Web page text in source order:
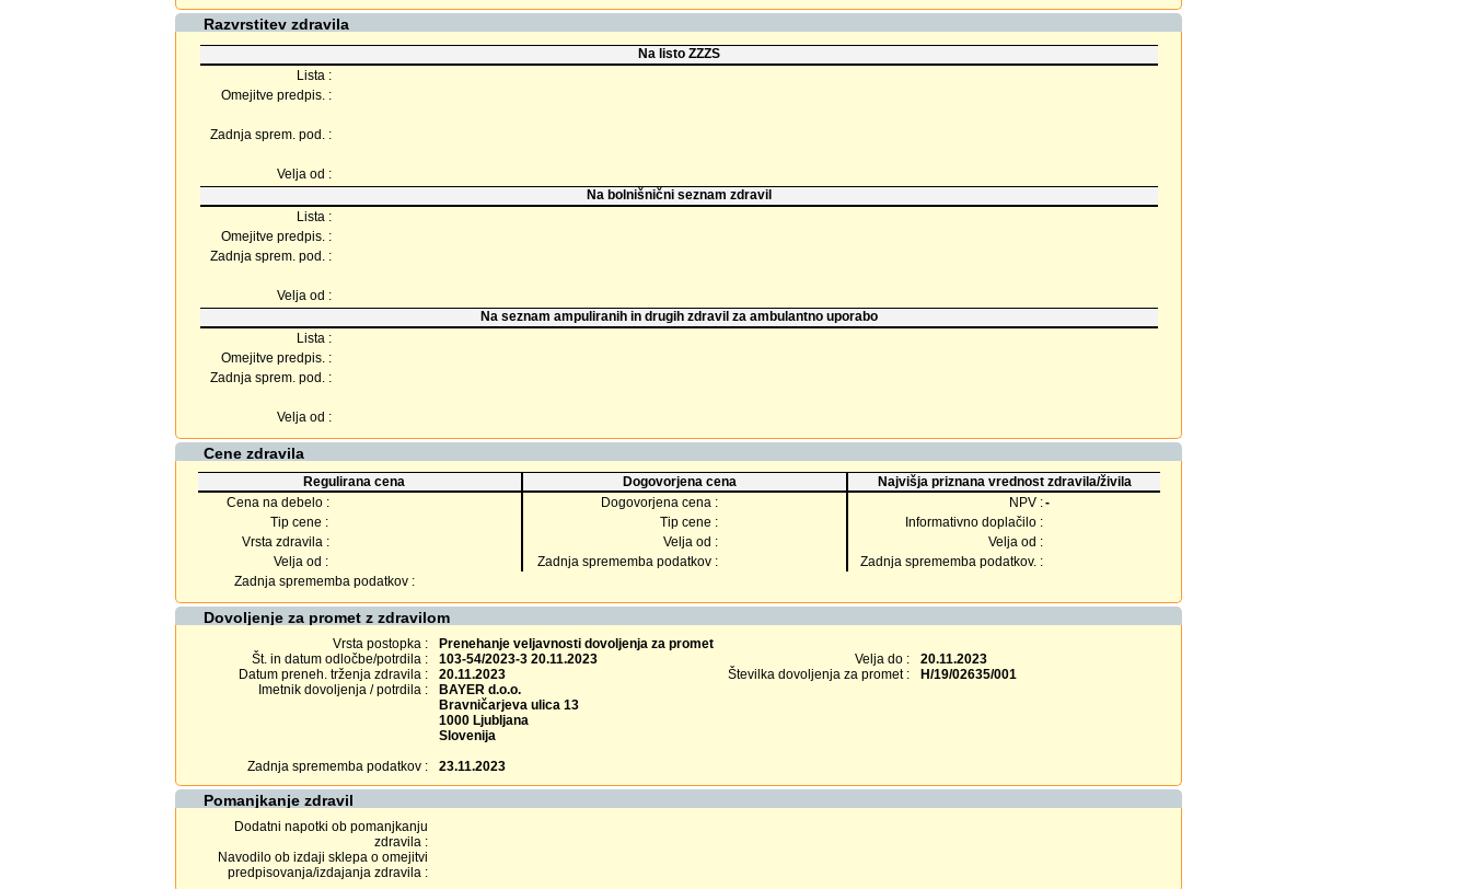
Razvrstitev zdravila
Na listo ZZZS
Lista :
Omejitve predpis. :
Zadnja sprem. pod. :
Velja od :
Na bolnišnični seznam zdravil
Lista :
Omejitve predpis. :
Zadnja sprem. pod. :
Velja od :
Na seznam ampuliranih in drugih zdravil za ambulantno uporabo
Lista :
Omejitve predpis. :
Zadnja sprem. pod. :
Velja od :
Cene zdravila
Regulirana cena Dogovorjena cena
Najvišja priznana vrednost zdravila/živila
Cena na debelo :
Dogovorjena cena : NPV :-
Tip cene :
Tip cene :
Informativno doplačilo :
Vrsta zdravila :
Velja od :
Velja od :
Velja od :
Zadnja sprememba podatkov :
Zadnja sprememba podatkov. :
Zadnja sprememba podatkov :
Dovoljenje za promet z zdravilom
Vrsta postopka :
Prenehanje veljavnosti dovoljenja za promet
Št. in datum odločbe/potrdila :
103-54/2023-3 20.11.2023 Velja do :
20.11.2023
Datum preneh. trženja zdravila :
20.11.2023 Številka dovoljenja za promet :
H/19/02635/001
Imetnik dovoljenja / potrdila :
BAYER d.o.o.
Bravničarjeva ulica 13
1000 Ljubljana
Slovenija
Zadnja sprememba podatkov :
23.11.2023
Pomanjkanje zdravil
Dodatni napotki ob pomanjkanju
zdravila :
Navodilo ob izdaji sklepa o omejitvi
predpisovanja/izdajanja zdravila :